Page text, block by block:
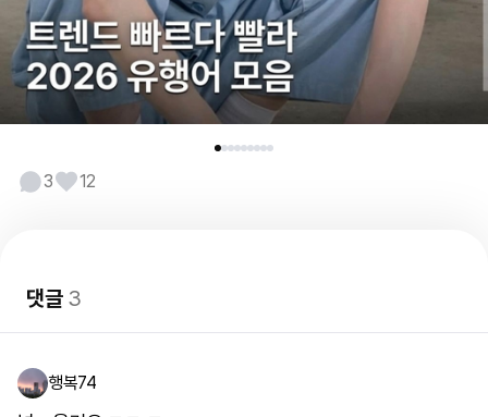
3 12
댓글3
행복74